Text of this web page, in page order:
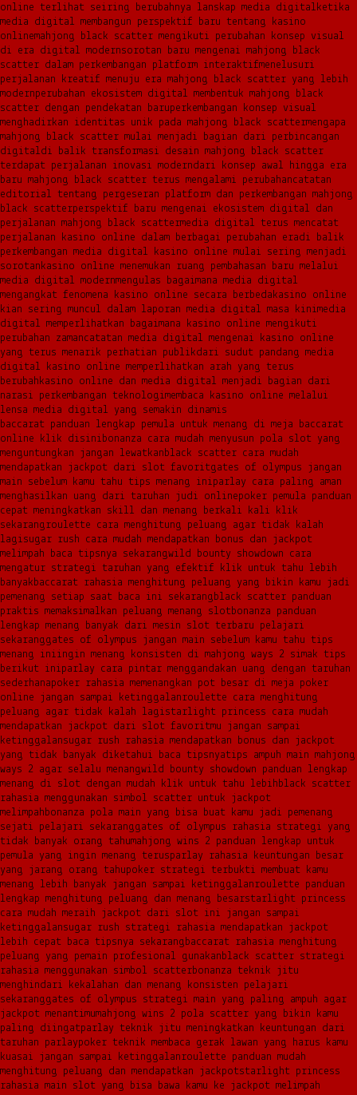
online terlihat seiring berubahnya lanskap media digital ketika
media digital membangun perspektif baru tentang kasino
onlinemahjong black scatter mengikuti perubahan konsep visual
di era digital modernsorotan baru mengenai mahjong black
scatter dalam perkembangan platform interaktifmenelusuri
perjalanan kreatif menuju era mahjong black scatter yang lebih
modernperubahan ekosistem digital membentuk mahjong black
scatter dengan pendekatan baruperkembangan konsep visual
menghadirkan identitas unik pada mahjong black scattermengapa
mahjong black scatter mulai menjadi bagian dari perbincangan
digitaldi balik transformasi desain mahjong black scatter
terdapat perjalanan inovasi moderndari konsep awal hingga era
baru mahjong black scatter terus mengalami perubahancatatan
editorial tentang pergeseran platform dan perkembangan mahjong
black scatterperspektif baru mengenai ekosistem digital dan
perjalanan mahjong black scattermedia digital terus mencatat
perjalanan kasino online dalam berbagai perubahan eradi balik
perkembangan media digital kasino online mulai sering menjadi
sorotan kasino online menemukan ruang pembahasan baru melalui
media digital modernmengulas bagaimana media digital
mengangkat fenomena kasino online secara berbeda kasino online
kian sering muncul dalam laporan media digital masa kinimedia
digital memperlihatkan bagaimana kasino online mengikuti
perubahan zamancatatan media digital mengenai kasino online
yang terus menarik perhatian publikdari sudut pandang media
digital kasino online memperlihatkan arah yang terus
berubah kasino online dan media digital menjadi bagian dari
narasi perkembangan teknologimembaca kasino online melalui
lensa media digital yang semakin dinamis
baccarat panduan lengkap pemula untuk menang di meja baccarat
online klik disini bonanza cara mudah menyusun pola slot yang
menguntungkan jangan lewatkan black scatter cara mudah
mendapatkan jackpot dari slot favoritgates of olympus jangan
main sebelum kamu tahu tips menang iniparlay cara paling aman
menghasilkan uang dari taruhan judi onlinepoker pemula panduan
cepat meningkatkan skill dan menang berkali kali klik
sekarangroulette cara menghitung peluang agar tidak kalah
lagisugar rush cara mudah mendapatkan bonus dan jackpot
melimpah baca tipsnya sekarangwild bounty showdown cara
mengatur strategi taruhan yang efektif klik untuk tahu lebih
banyak baccarat rahasia menghitung peluang yang bikin kamu jadi
pemenang setiap saat baca ini sekarang black scatter panduan
praktis memaksimalkan peluang menang slotbonanza panduan
lengkap menang banyak dari mesin slot terbaru pelajari
sekaranggates of olympus jangan main sebelum kamu tahu tips
menang iniingin menang konsisten di mahjong ways 2 simak tips
berikut iniparlay cara pintar menggandakan uang dengan taruhan
sederhanapoker rahasia memenangkan pot besar di meja poker
online jangan sampai ketinggalanroulette cara menghitung
peluang agar tidak kalah lagistarlight princess cara mudah
mendapatkan jackpot dari slot favoritmu jangan sampai
ketinggalansugar rush rahasia mendapatkan bonus dan jackpot
yang tidak banyak diketahui baca tipsnyatips ampuh main mahjong
ways 2 agar selalu menangwild bounty showdown panduan lengkap
menang di slot dengan mudah klik untuk tahu lebih black scatter
rahasia menggunakan simbol scatter untuk jackpot
melimpah bonanza pola main yang bisa buat kamu jadi pemenang
sejati pelajari sekaranggates of olympus rahasia strategi yang
tidak banyak orang tahumahjong wins 2 panduan lengkap untuk
pemula yang ingin menang terusparlay rahasia keuntungan besar
yang jarang orang tahupoker strategi terbukti membuat kamu
menang lebih banyak jangan sampai ketinggalanroulette panduan
lengkap menghitung peluang dan menang besarstarlight princess
cara mudah meraih jackpot dari slot ini jangan sampai
ketinggalansugar rush strategi rahasia mendapatkan jackpot
lebih cepat baca tipsnya sekarang baccarat rahasia menghitung
peluang yang pemain profesional gunakan black scatter strategi
rahasia menggunakan simbol scatterbonanza teknik jitu
menghindari kekalahan dan menang konsisten pelajari
sekaranggates of olympus strategi main yang paling ampuh agar
jackpot menantimumahjong wins 2 pola scatter yang bikin kamu
paling diingatparlay teknik jitu meningkatkan keuntungan dari
taruhan parlaypoker teknik membaca gerak lawan yang harus kamu
kuasai jangan sampai ketinggalanroulette panduan mudah
menghitung peluang dan mendapatkan jackpotstarlight princess
rahasia main slot yang bisa bawa kamu ke jackpot melimpah